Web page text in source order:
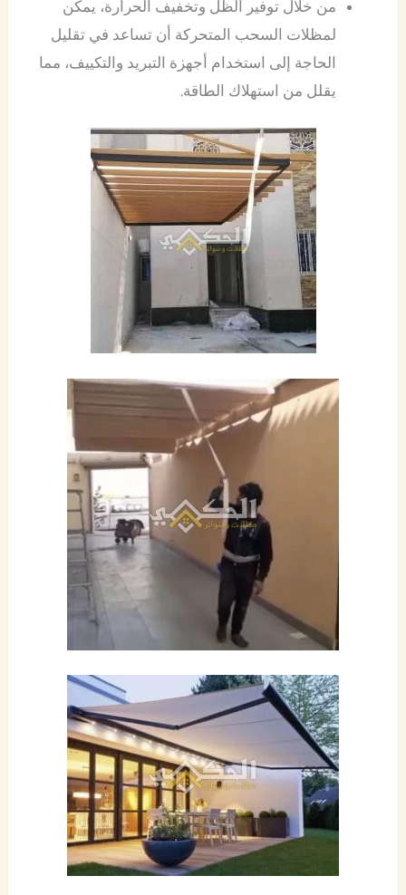
من خلال توفير الظل وتخفيف الحرارة، يمكن
لمظلات السحب المتحركة أن تساعد في تقليل
الحاجة إلى استخدام أجهزة التبريد والتكييف، مما
يقلل من استهلاك الطاقة.